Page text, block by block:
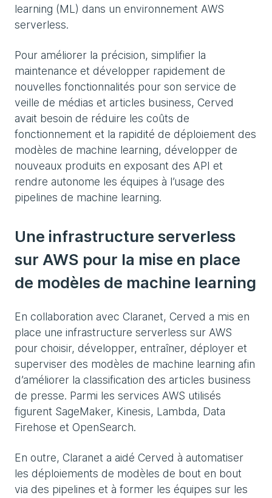
learning (ML) dans un environnement AWS
serverless.
Pour améliorer la précision, simplifier la
maintenance et développer rapidement de
nouvelles fonctionnalités pour son service de
veille de médias et articles business, Cerved
avait besoin de réduire les coûts de
fonctionnement et la rapidité de déploiement des
modèles de machine learning, développer de
nouveaux produits en exposant des API et
rendre autonome les équipes à l’usage des
pipelines de machine learning.
Une infrastructure serverless
sur AWS pour la mise en place
de modèles de machine learning
En collaboration avec Claranet, Cerved a mis en
place une infrastructure serverless sur AWS
pour choisir, développer, entraîner, déployer et
superviser des modèles de machine learning afin
d’améliorer la classification des articles business
de presse. Parmi les services AWS utilisés
figurent SageMaker, Kinesis, Lambda, Data
Firehose et OpenSearch.
En outre, Claranet a aidé Cerved à automatiser
les déploiements de modèles de bout en bout
via des pipelines et à former les équipes sur les